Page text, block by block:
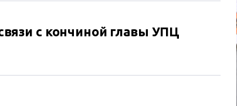
с кончиной главы УПЦ